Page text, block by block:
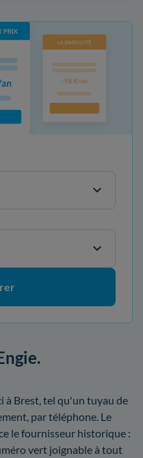
à Brest, tel qu'un tuyau de
par téléphone. Le
le fournisseur historique :
vert joignable à tout